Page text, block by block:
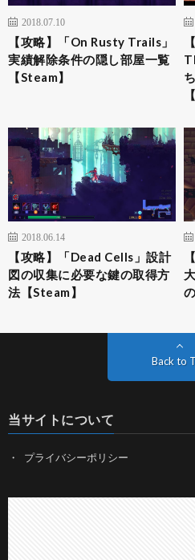
2018.07.10
【攻略】「On Rusty Trails」
実績解除条件の隠し部屋一覧
【Steam】
2018.06.14
【攻略】「Dead Cells」設計
図の収集に必要な鍵の取得方
法【Steam】
Back to
当サイトについて
プライバシーポリシー